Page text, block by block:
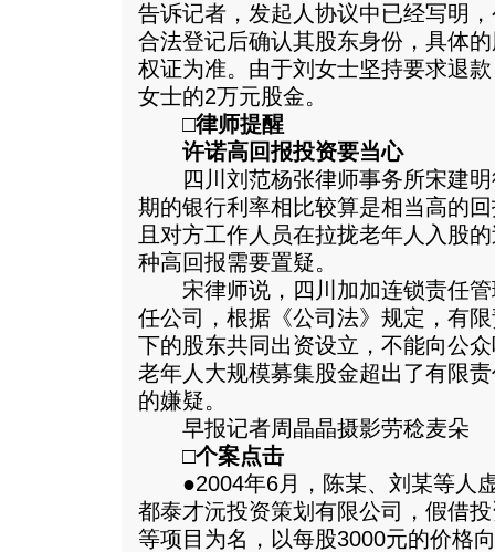
告诉记者，发起人协议中已经写明
合法登记后确认其股东身份，具体
权证为准。由于刘女士坚持要求退
女士的2万元股金。
□律师提醒
许诺高回报投资要当心
四川刘范杨张律师事务所宋建明
期的银行利率相比较算是相当高的
且对方工作人员在拉拢老年人入股
种高回报需要置疑。
宋律师说，四川加加连锁责任管
任公司，根据《公司法》规定，有
下的股东共同出资设立，不能向公
老年人大规模募集股金超出了有限
的嫌疑。
早报记者周晶晶摄影劳稔麦朵
□个案点击
●2004年6月，陈某、刘某等人
都泰才沅投资策划有限公司，假借
等项目为名，以每股3000元的价格